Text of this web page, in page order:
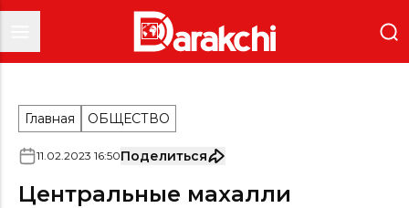
Главная ОБЩЕСТВО
11.02.2023 16:50Поделиться
Центральные махалли